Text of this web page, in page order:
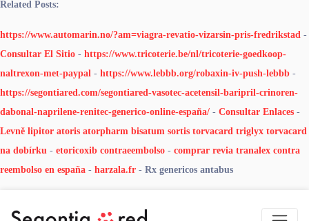
Related Posts:
https://www.automarin.no/?am=viagra-revatio-vizarsin-pris-fredrikstad -
Consultar El Sitio - https://www.tricoterie.be/nl/tricoterie-goedkoop-
naltrexon-met-paypal - https://www.lebbb.org/robaxin-iv-push-lebbb -
https://segontiared.com/segontiared-vasotec-acetensil-baripril-crinoren-
dabonal-naprilene-renitec-generico-online-españa/ - Consultar Enlaces -
Levně lipitor atoris atorpharm bisatum sortis torvacard triglyx torvacard
na dobírku - etoricoxib contraeembolso - comprar revia tranalex contra
reembolso en españa - harzala.fr - Rx genericos antabus